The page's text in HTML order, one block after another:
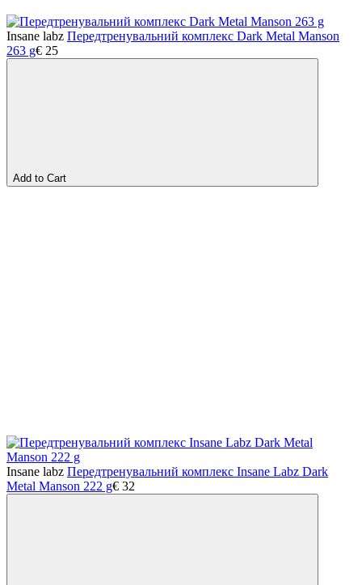
Insane labz Передтренувальний комплекс Dark Metal Manson
263 g€ 25
Add to Cart
Insane labz Передтренувальний комплекс Insane Labz Dark
Metal Manson 222 g€ 32